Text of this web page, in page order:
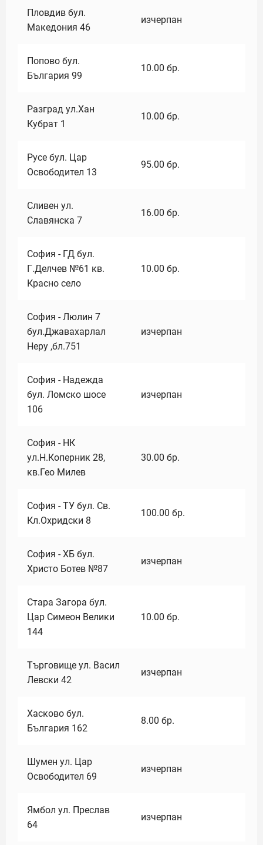
Пловдив бул.
Македония 46
изчерпан
Попово бул.
България 99
10.00 бр.
Разград ул.Хан
Кубрат 1
10.00 бр.
Русе бул. Цар
Освободител 13
95.00 бр.
Сливен ул.
Славянска 7
16.00 бр.
София - ГД бул.
Г.Делчев №61 кв.
Красно село
10.00 бр.
София - Люлин 7
бул.Джавахарлал
Неру ,бл.751
изчерпан
София - Надежда
бул. Ломско шосе
106
изчерпан
София - НК
ул.Н.Коперник 28,
кв.Гео Милев
30.00 бр.
София - ТУ бул. Св.
Кл.Охридски 8
100.00 бр.
София - ХБ бул.
Христо Ботев №87
изчерпан
Стара Загора бул.
Цар Симеон Велики
144
10.00 бр.
Търговище ул. Васил
Левски 42
изчерпан
Хасково бул.
България 162
8.00 бр.
Шумен ул. Цар
Освободител 69
изчерпан
Ямбол ул. Преслав
64
изчерпан